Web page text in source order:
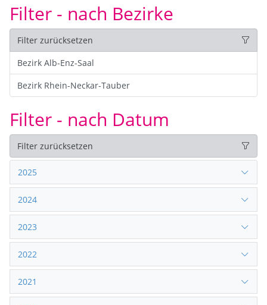
Filter - nach Bezirke
Filter zurücksetzen
Bezirk Alb-Enz-Saal
Bezirk Rhein-Neckar-Tauber
Filter - nach Datum
Filter zurücksetzen
2025
2024
2023
2022
2021